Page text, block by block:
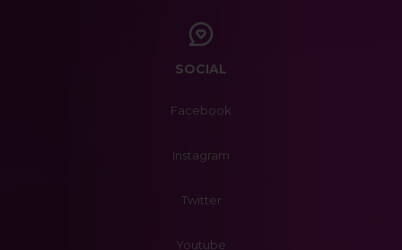
SOCIAL
Facebook
Instagram
Twitter
Youtube